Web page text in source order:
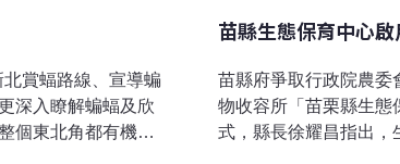
賞蝠路線、宣導蝙
深入瞭解蝙蝠及欣
個東北角都有機會
苗縣生態保育中心
苗縣府爭取行政院農委
物收容所「苗栗縣生態
式，縣長徐耀昌指出，